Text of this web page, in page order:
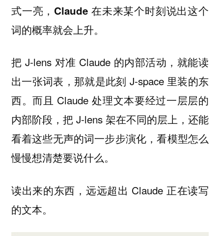
式一亮，Claude 在未来某个时刻说出这个
词的概率就会上升。
把 J-lens 对准 Claude 的内部活动，就能读
出一张词表，那就是此刻 J-space 里装的东
西。而且 Claude 处理文本要经过一层层的
内部阶段，把 J-lens 架在不同的层上，还能
看着这些无声的词一步步演化，看模型怎么
慢慢想清楚要说什么。
读出来的东西，远远超出 Claude 正在读写
的文本。